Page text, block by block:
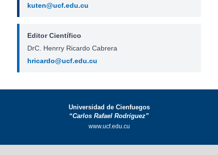
kuten@ucf.edu.cu
Editor Científico
DrC. Henrry Ricardo Cabrera
hricardo@ucf.edu.cu
Universidad de Cienfuegos
“Carlos Rafael Rodríguez”
www.ucf.edu.cu